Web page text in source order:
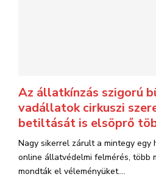
Az állatkínzás szigorú
vadállatok cirkuszi
betiltását is elsöprő
Nagy sikerrel zárult a mintegy
online állatvédelmi felmérés, több
mondták el véleményüket....